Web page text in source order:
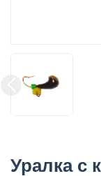
Уралка с